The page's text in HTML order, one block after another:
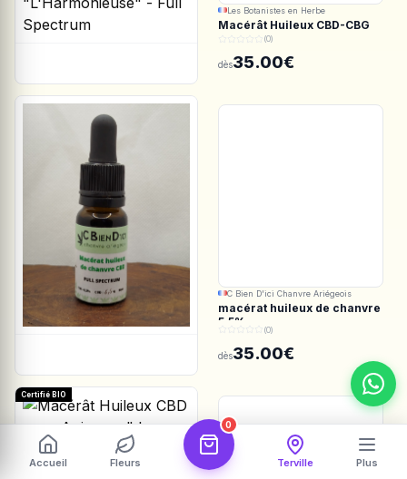
Les Botanistes en Herbe
Macérât Huileux CBD-CBG
"L'Harmonieuse" - Full
(0)
dès35.00€
C Bien D'ici Chanvre Ariégeois
macérat huileux de chanvre
5.5%
(0)
dès35.00€
Certifié BIO
Les Botanistes en Herbe
Macérât Huileux CBD pour
Accueil Fleurs
0
Terville Plus